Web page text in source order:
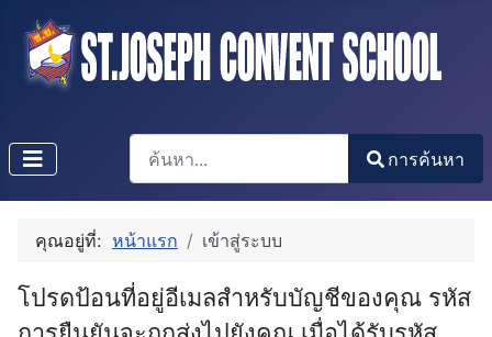
การค้นหา
Type 2 or more characters for results.
การค้นหา
คุณอยู่ที่: หน้าแรก เข้าสู่ระบบ
โปรดป้อนที่อยู่อีเมลสำหรับบัญชีของคุณ รหัส